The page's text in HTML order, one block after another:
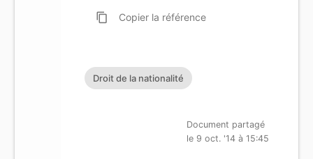
content_copy Copier la référence
Droit de la nationalité
Document partagé
le 9 oct. '14 à 15:45